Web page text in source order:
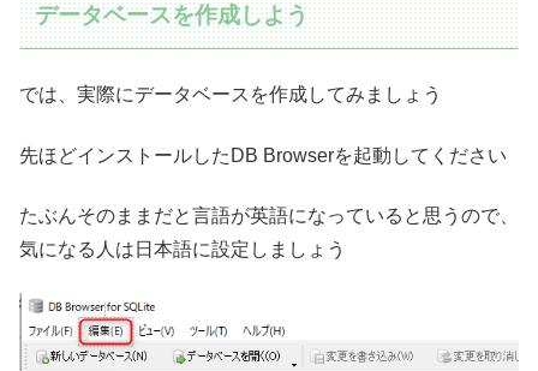
データベースを作成しよう
では、実際にデータベースを作成してみましょう
先ほどインストールしたDB Browserを起動してください
たぶんそのままだと言語が英語になっていると思うので、
気になる人は日本語に設定しましょう